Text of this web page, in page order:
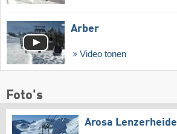
Arber
Video tonen
Foto's
Arosa Lenzerheide